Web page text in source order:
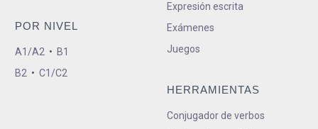
POR NIVEL
A1/A2 • B1
B2 • C1/C2
Expresión escrita
Exámenes
Juegos
HERRAMIENTAS
Conjugador de verbos